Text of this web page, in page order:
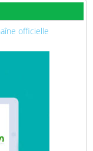
officielle